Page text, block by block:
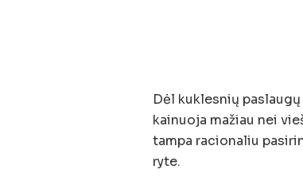
Dėl kuklesnių
kainuoja mažiau nei
tampa racionaliu
ryte.